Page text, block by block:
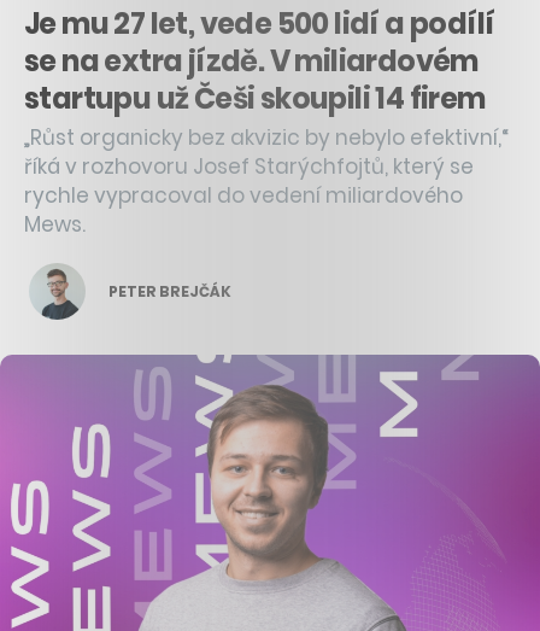
Je mu 27 let, vede 500 lidí a podílí
se na extra jízdě. V miliardovém
startupu už Češi skoupili 14 firem
„Růst organicky bez akvizic by nebylo efektivní,“
říká v rozhovoru Josef Starýchfojtů, který se
rychle vypracoval do vedení miliardového
Mews.
PETER BREJČÁK